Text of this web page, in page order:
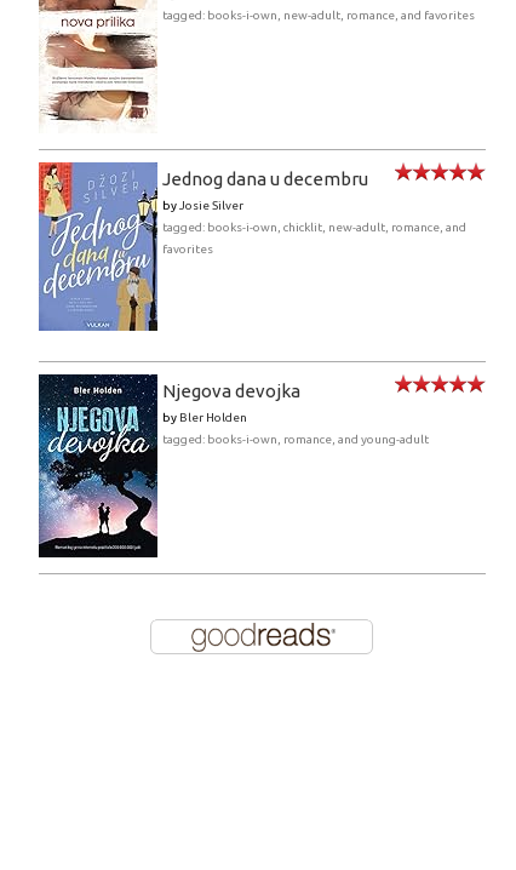
tagged: books-i-own, new-adult, romance, and favorites
Jednog dana u decembru
by Josie Silver
tagged: books-i-own, chicklit, new-adult, romance, and
favorites
Njegova devojka
by Bler Holden
tagged: books-i-own, romance, and young-adult